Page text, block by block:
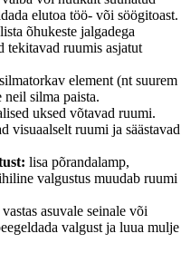
elutoa töö- või söögitoast.
õhukeste jalgadega
tekitavad ruumis asjatut
element (nt suurem
neil silma paista.
uksed võtavad ruumi.
visuaalselt ruumi ja säästavad
lisa põrandalamp,
valgustus muudab ruumi
asuvale seinale või
valgust ja luua mulje